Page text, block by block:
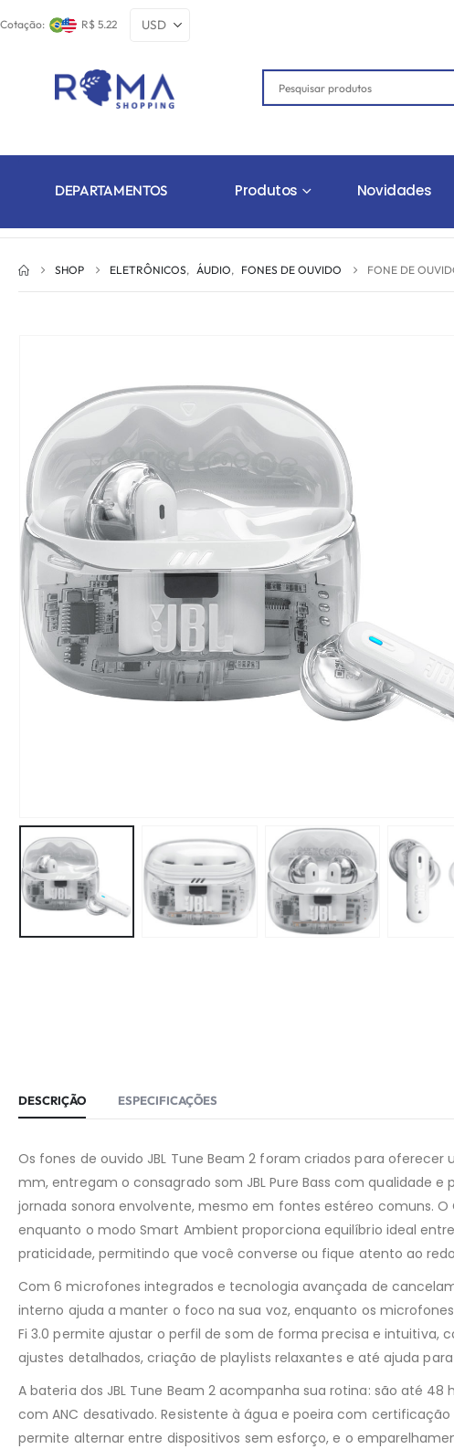
Cotação: R$ 5.22
DEPARTAMENTOS Produtos Novidades
SHOP ELETRÔNICOS, ÁUDIO, FONES DE OUVIDO FONE DE
DESCRIÇÃO ESPECIFICAÇÕES
Os fones de ouvido JBL Tune Beam 2 foram criados para
mm, entregam o consagrado som JBL Pure Bass com qualidade
jornada sonora envolvente, mesmo em fontes estéreo comuns.
enquanto o modo Smart Ambient proporciona equilíbrio ideal
praticidade, permitindo que você converse ou fique atento ao
Com 6 microfones integrados e tecnologia avançada de
interno ajuda a manter o foco na sua voz, enquanto os
Fi 3.0 permite ajustar o perfil de som de forma precisa e intuitiva,
ajustes detalhados, criação de playlists relaxantes e até ajuda
A bateria dos JBL Tune Beam 2 acompanha sua rotina: são até
com ANC desativado. Resistente à água e poeira com
permite alternar entre dispositivos sem esforço, e o